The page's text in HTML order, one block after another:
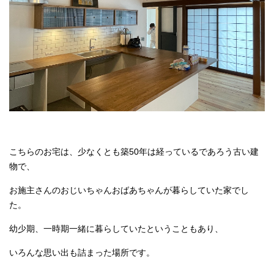
こちらのお宅は、少なくとも築50年は経っているであろう古い建
物で、
お施主さんのおじいちゃんおばあちゃんが暮らしていた家でし
た。
幼少期、一時期一緒に暮らしていたということもあり、
いろんな思い出も詰まった場所です。